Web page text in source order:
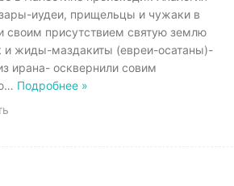
иудеи, прищельцы и чужаки в
своим присутствием святую землю
и жиды-маздакиты (евреи-осатаны)-
ирана- осквернили совим
… Подробнее »